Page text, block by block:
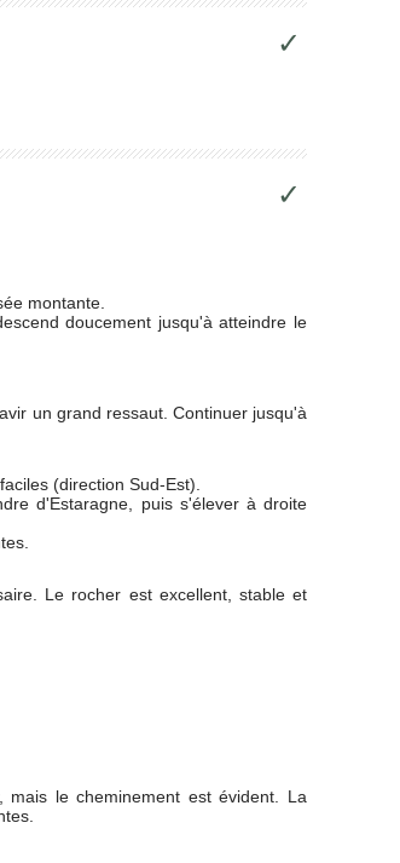
✓
✓
montante.
doucement jusqu'à atteindre le
un grand ressaut. Continuer jusqu'à
(direction Sud-Est).
d'Estaragne, puis s'élever à droite
Le rocher est excellent, stable et
le cheminement est évident. La